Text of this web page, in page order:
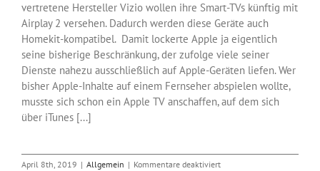
vertretene Hersteller Vizio wollen ihre Smart-TVs künftig mit
Airplay 2 versehen. Dadurch werden diese Geräte auch
Homekit-kompatibel. Damit lockerte Apple ja eigentlich
seine bisherige Beschränkung, der zufolge viele seiner
Dienste nahezu ausschließlich auf Apple-Geräten liefen. Wer
bisher Apple-Inhalte auf einem Fernseher abspielen wollte,
musste sich schon ein Apple TV anschaffen, auf dem sich
über iTunes [...]
April 8th, 2019 | Allgemein | Kommentare deaktiviertfür